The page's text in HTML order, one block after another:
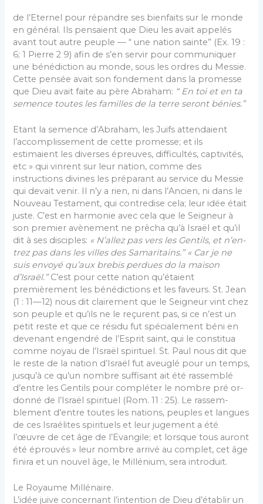
de l’Eternel pour répandre ses bienfaits sur le monde
en général. Ils pensaient que Dieu les avait appelés
avant tout autre peuple — “ une nation sainte” (Ex. 19 :
6; 1 Pierre 2 9) afin de s’en servir pour communiquer
une bénédiction au monde, sous les ordres du Messie.
Cette pensée avait son fondement dans la promesse
que Dieu avait faite au père Abra­ham: “ En toi et en ta
semence toutes les familles de la terre seront bénies.”
Etant la semence d’Abraham, les Juifs attendaient
l’accomplissement de cette promesse; et ils
estimaient les diverses épreuves, difficultés, captivités,
etc » qui vinrent sur leur nation, comme des
instructions divines les préparant au service du Messie
qui devait venir. Il n’y a rien, ni dans l’Ancien, ni dans le
Nouveau Tes­tament, qui contredise cela; leur idée était
juste. C’est en harmonie avec cela que le Seigneur à
son premier avènement ne prêcha qu’à Israël et qu’il
dit à ses disciples: « N’allez pas vers les Gentils, et n’en­
trez pas dans les villes des Samaritains.” « Car je ne
suis envoyé qu’aux brebis perdues do la maison
d’Israël.”C’est pour cette nation qu’étaient
premièrement les bénédictions et les faveurs. St. Jean
(1 : 11—12) nous dit clairement que le Seigneur vint chez
son peuple et qu’ils ne le reçurent pas, si ce n’est un
petit reste et que ce résidu fut spécialement béni en
devenant engendré de l’Esprit saint, qui le constitua
comme noyau de l’Israël spirituel. St. Paul nous dit que
le reste de la nation d’Israël fut aveuglé pour un temps,
jusqu’à ce qu’un nombre suffisant ait été rassemblé
d’entre les Gentils pour compléter le nombre pré or­
donné de l’Israël spirituel (Rom. 11 : 25). Le rassem­
blement d’entre toutes les nations, peuples et langues
de ces Israélites spirituels et leur jugement a été
l’œuvre de cet âge de l’Evangile; et lorsque tous au­ront
été éprouvés » leur nombre arrivé au complet, cet âge
finira et un nouvel âge, le Millénium, sera in­troduit.
Le Royaume Millénaire.
L’idée juive concernant l’intention de Dieu d’établir un